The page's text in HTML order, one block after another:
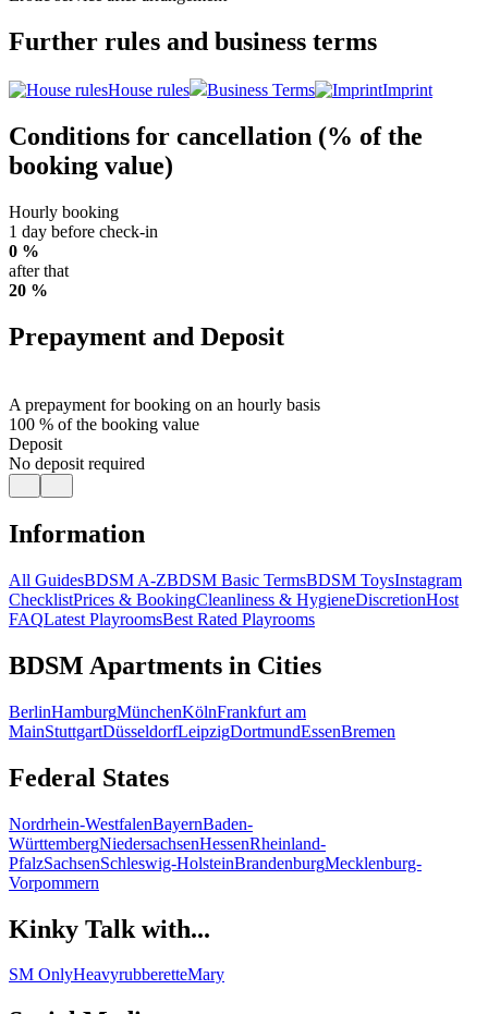
Further rules and business terms
House rules Business Terms Imprint
Conditions for cancellation (% of the
booking value)
Hourly booking
1 day before check-in
0 %
after that
20 %
Prepayment and Deposit
A prepayment for booking on an hourly basis
100 % of the booking value
Deposit
No deposit required
Information
All GuidesBDSM A-ZBDSM Basic TermsBDSM ToysInstagram
ChecklistPrices & BookingCleanliness & HygieneDiscretionHost
FAQLatest PlayroomsBest Rated Playrooms
BDSM Apartments in Cities
BerlinHamburgMünchenKölnFrankfurt am
MainStuttgartDüsseldorfLeipzigDortmundEssenBremen
Federal States
Nordrhein-WestfalenBayernBaden-
WürttembergNiedersachsenHessenRheinland-
PfalzSachsenSchleswig-HolsteinBrandenburgMecklenburg-
Vorpommern
Kinky Talk with...
SM OnlyHeavyrubberetteMary